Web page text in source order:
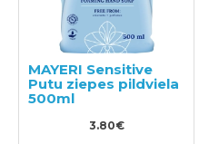
MAYERI Sensitive
Putu ziepes pildviela
500ml
3.80€